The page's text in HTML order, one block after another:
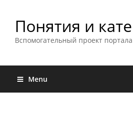
Понятия и
Вспомогательный проект
Menu